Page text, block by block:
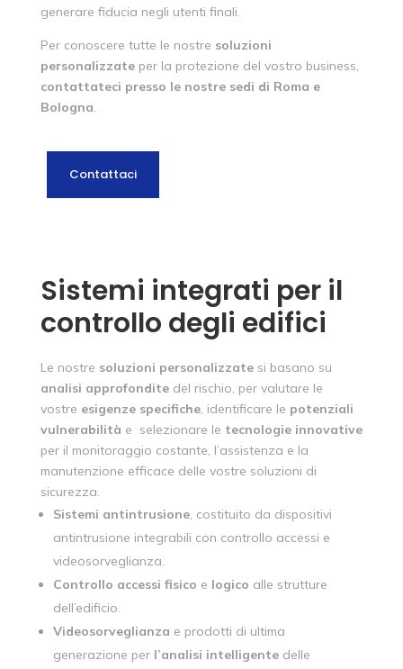
generare fiducia negli utenti finali.
Per conoscere tutte le nostre soluzioni
personalizzateper la protezione del vostro business,
contattateci presso le nostre sedi di Roma e
Bologna.
Contattaci
Sistemi integrati per il
controllo degli edifici
Le nostre soluzioni personalizzatesi basano su
analisi approfonditedel rischio, per valutare le
vostre esigenze specifiche, identificare le potenziali
vulnerabilità e selezionare le tecnologie innovative
per il monitoraggio costante, l’assistenza e la
manutenzione efficace delle vostre soluzioni di
sicurezza.
Sistemi antintrusione, costituito da dispositivi
antintrusione integrabili con controllo accessi e
videosorveglianza.
Controllo accessi fisico e logico alle strutture
dell’edificio.
Videosorveglianza e prodotti di ultima
generazione per l’analisi intelligentedelle